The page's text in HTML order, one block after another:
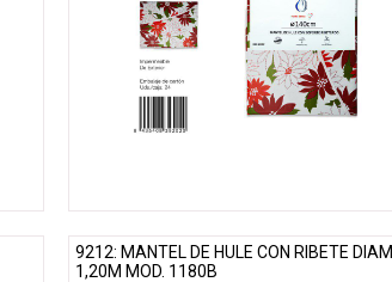
9212: MANTEL DE HULE CON RIBETE DIAM.
1,20M MOD. 1180B